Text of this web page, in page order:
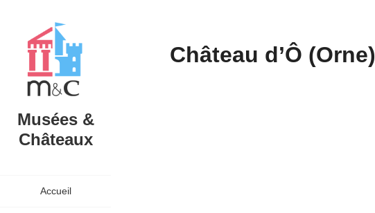
Musées &
Châteaux
Accueil
Château d’Ô (Orne)